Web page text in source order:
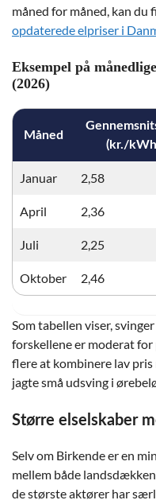
måned for måned, kan du
opdaterede elpriser i
Eksempel på
(2026)
Måned
(kr./
Januar 2,58
April 2,36
Juli 2,25
Oktober 2,46
Som tabellen viser,
forskellene er moderat
flere at kombinere lav
jagte små udsving i
Større elselskaber
Selv om Birkende er en
mellem både
de største aktører har